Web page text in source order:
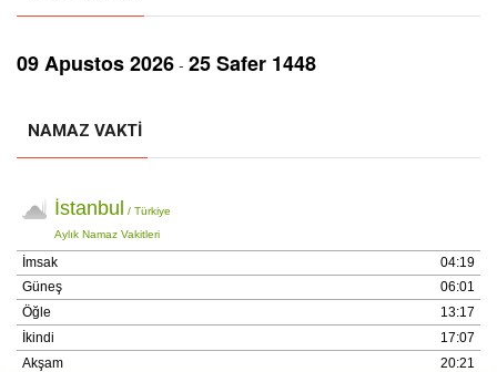
09 Aрustos 2026 - 25 Safer 1448
NAMAZ VAKTI